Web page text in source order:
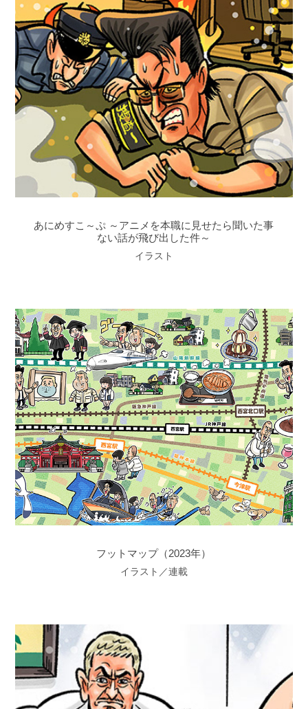
あにめすこ～ぷ ～アニメを本職に見せたら聞いた事
ない話が飛び出した件～
イラスト
フットマップ（2023年）
イラスト／連載